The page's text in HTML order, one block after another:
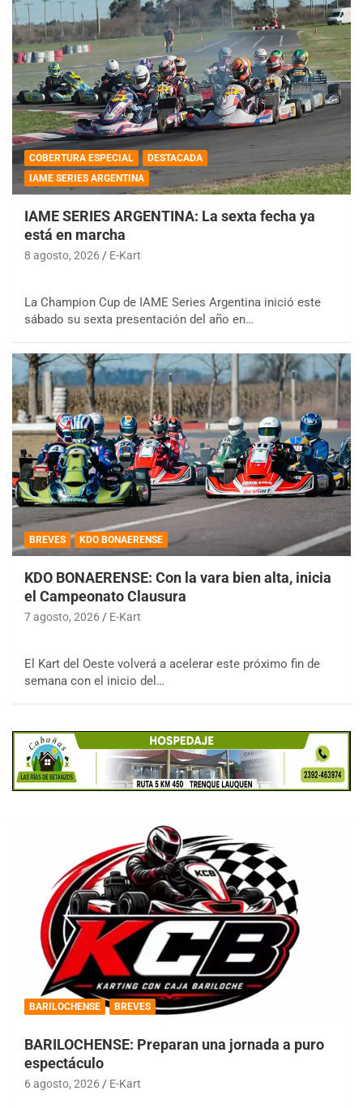
COBERTURA ESPECIAL
DESTACADA
IAME SERIES ARGENTINA
IAME SERIES ARGENTINA: La sexta fecha ya
está en marcha
8 agosto, 2026 E-Kart
La Champion Cup de IAME Series Argentina inició este
sábado su sexta presentación del año en…
BREVES KDO BONAERENSE
KDO BONAERENSE: Con la vara bien alta, inicia
el Campeonato Clausura
7 agosto, 2026 E-Kart
El Kart del Oeste volverá a acelerar este próximo fin de
semana con el inicio del…
BARILOCHENSE BREVES
BARILOCHENSE: Preparan una jornada a puro
espectáculo
6 agosto, 2026 E-Kart